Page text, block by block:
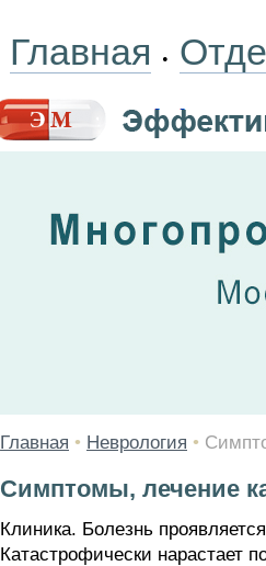
Главная •
Главная • Неврология •
Симптомы, лечение
Клиника. Болезнь
Катастрофически нарастает